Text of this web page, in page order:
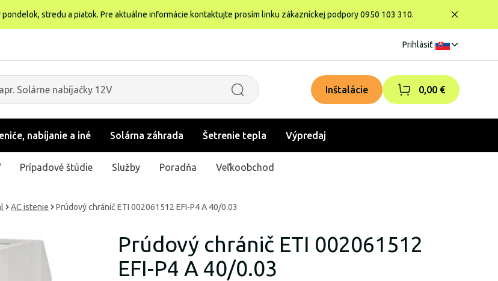
stredu a piatok. Pre aktuálne informácie kontaktujte prosím linku zákazníckej podpory 0950 103 310.
Prihlásiť
Inštalácie 0,00 €
nabíjanie a iné Solárna záhrada Šetrenie tepla Výpredaj
Prípadové štúdie Služby Poradňa Veľkoobchod
AC istenie Prúdový chránič ETI 002061512 EFI-P4 A 40/0.03
Prúdový chránič ETI 002061512
EFI-P4 A 40/0.03